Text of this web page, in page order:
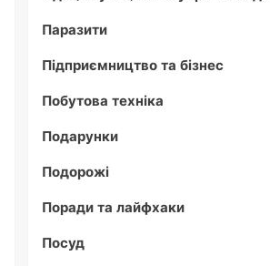
Паразити
Підприємництво та бізнес
Побутова техніка
Подарунки
Подорожі
Поради та лайфхаки
Посуд